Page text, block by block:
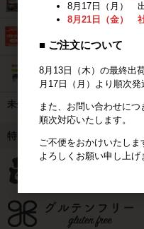
未分類
特集
8月17日（月）
8月21日（金）
■ ご注文について
8月13日（木）の最終出
月17日（月）より順次発
また、お問い合わせに
順次対応いたします。
ご不便をおかけいたし
よろしくお願い申し上げ